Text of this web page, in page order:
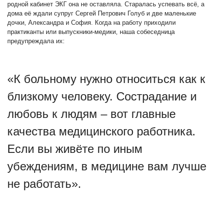
родной кабинет ЭКГ она не оставляла. Старалась успевать всё, а
дома её ждали супруг Сергей Петрович Голуб и две маленькие
дочки, Александра и София. Когда на работу приходили
практиканты или выпускники-медики, наша собеседница
предупреждала их:
«К больному нужно относиться как к
близкому человеку. Сострадание и
любовь к людям – вот главные
качества медицинского работника.
Если вы живёте по иным
убеждениям, в медицине вам лучше
не работать».